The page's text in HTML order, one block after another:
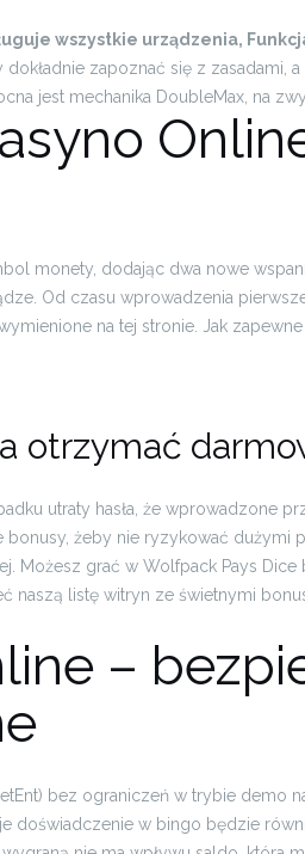
wszystkie urządzenia,
zapoznać się z zasadami, a
jest mechanika DoubleMax, na
monety, dodając dwa nowe
Od czasu wprowadzenia
na tej stronie. Jak
otrzymać
utraty hasła, że wprowadzone
bonusy, żeby nie ryzykować dużymi
Możesz grać w Wolfpack Pays
naszą listę witryn ze świetnymi
–
bez ograniczeń w trybie demo
doświadczenie w bingo będzie